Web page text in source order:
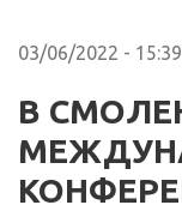
03/06/2022 - 15:39
В